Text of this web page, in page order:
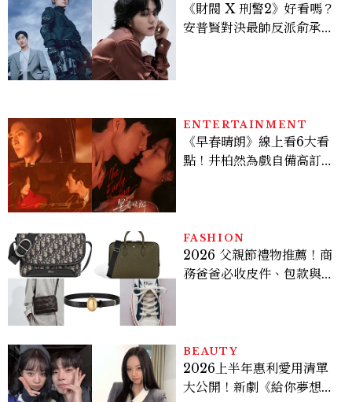
《財閥 X 刑警2》好看嗎？
安普賢對決最帥反派俞承
ENTERTAINMENT
《早春晴朗》線上看6大看
點！井柏然為戲自備高訂，
FASHION
2026 父親節禮物推薦！商
務爸爸必收皮件、包款與鞋
BEAUTY
2026上半年惠利愛用清單
大公開！新劇《給你夢想》